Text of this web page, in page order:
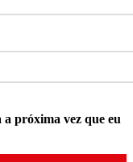
a próxima vez que eu